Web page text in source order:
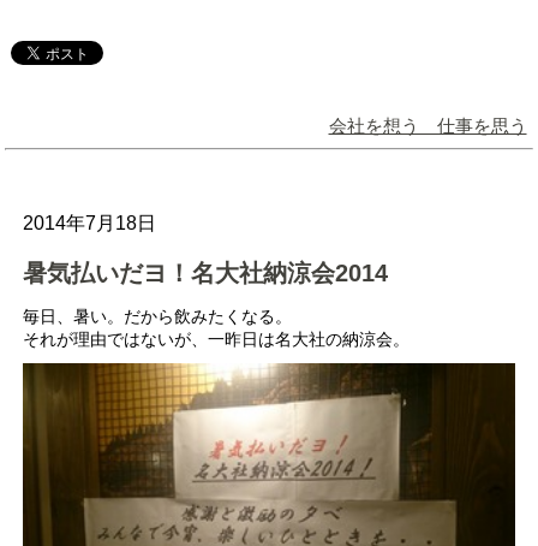
会社を想う 仕事を思う
2014年7月18日
暑気払いだヨ！名大社納涼会2014
毎日、暑い。だから飲みたくなる。
それが理由ではないが、一昨日は名大社の納涼会。